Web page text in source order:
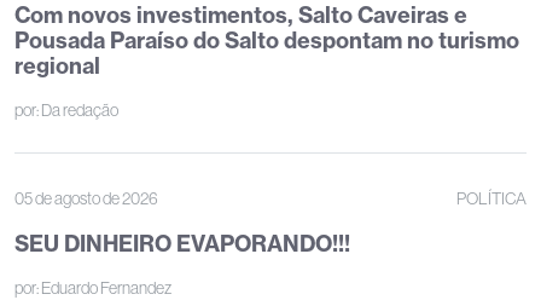
Com novos investimentos, Salto Caveiras e
Pousada Paraíso do Salto despontam no turismo
regional
por:Da redação
05 de agosto de 2026 POLÍTICA
SEU DINHEIRO EVAPORANDO!!!
por:Eduardo Fernandez